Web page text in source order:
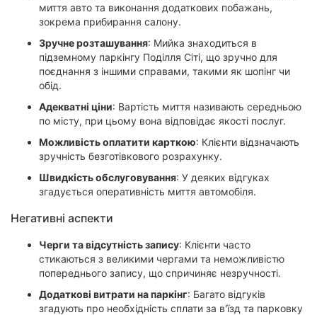
Івано-
Франківськ
Луцьк
Ужгород
Карпати
миття авто та виконання додаткових побажань,
зокрема прибирання салону.
Зручне розташування: Мийка знаходиться в
підземному паркінгу Поділля Сіті, що зручно для
поєднання з іншими справами, такими як шопінг чи
обід.
Адекватні ціни: Вартість миття називають середньою
по місту, при цьому вона відповідає якості послуг.
Можливість оплатити карткою: Клієнти відзначають
зручність безготівкового розрахунку.
Швидкість обслуговування: У деяких відгуках
згадується оперативність миття автомобіля.
Негативні аспекти
Черги та відсутність запису: Клієнти часто
стикаються з великими чергами та неможливістю
попереднього запису, що спричиняє незручності.
Додаткові витрати на паркінг: Багато відгуків
згадують про необхідність сплати за в'їзд та парковку